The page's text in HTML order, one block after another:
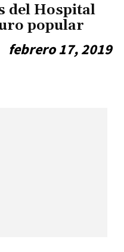
del Hospital
popular
febrero 17, 2019